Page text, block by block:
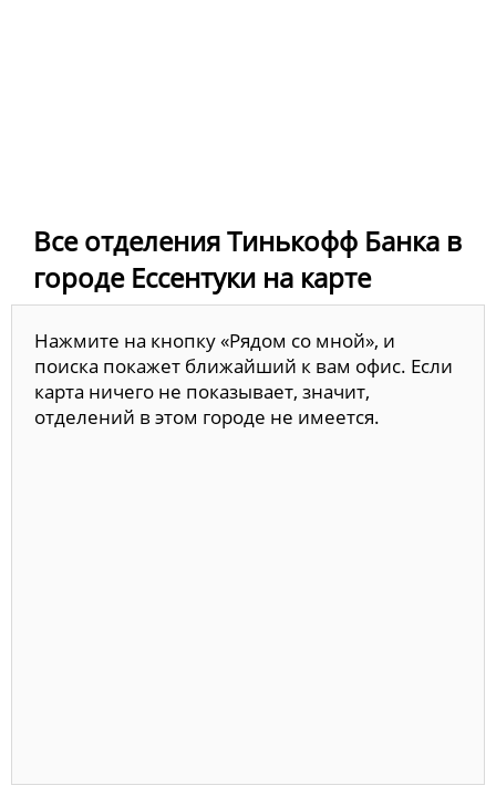
Все отделения Тинькофф Банка в
городе Ессентуки на карте
Нажмите на кнопку «Рядом со мной», и
поиска покажет ближайший к вам офис. Если
карта ничего не показывает, значит,
отделений в этом городе не имеется.